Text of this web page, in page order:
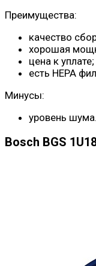
Преимущества:
качество
хорошая
цена к уплате;
есть НЕРА
Минусы:
уровень шума.
Bosch BGS